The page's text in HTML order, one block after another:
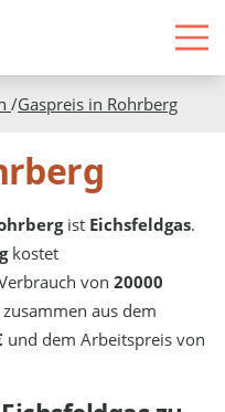
/Gaspreis in Rohrberg
ist Eichsfeldgas.
kostet
von20000
aus dem
und dem Arbeitspreis von